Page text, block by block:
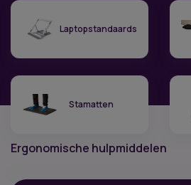
Laptopstandaards
Stamatten
Ergonomische hulpmiddelen